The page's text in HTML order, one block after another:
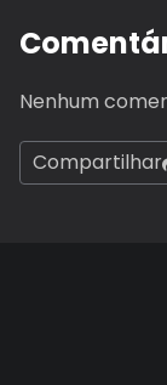
Nenhum
Compartilhar